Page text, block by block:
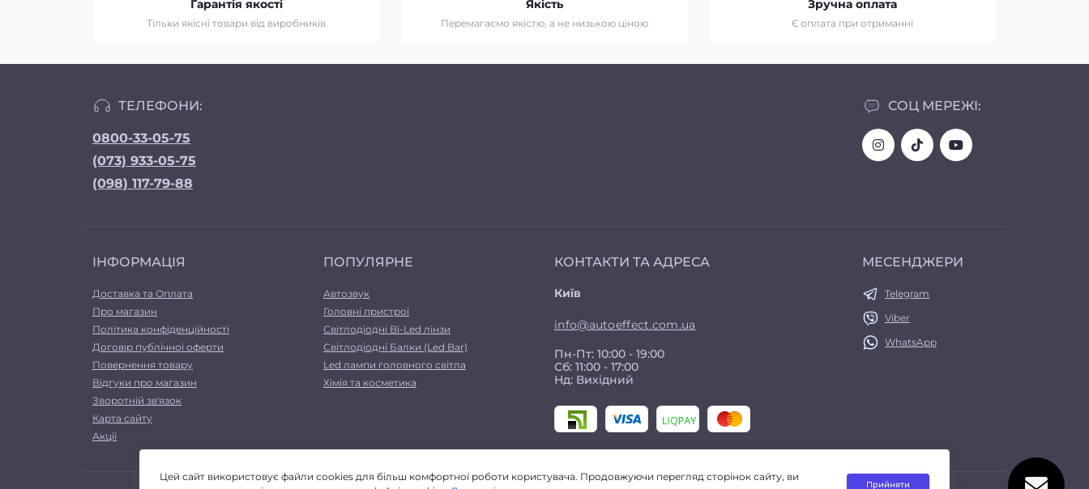
Гарантія якості
Тільки якісні товари від виробників
Якість
Перемагаємо якістю, а не низькою ціною
Зручна оплата
Є оплата при отриманні
ТЕЛЕФОНИ:
0800-33-05-75
(073) 933-05-75
(098) 117-79-88
СОЦ МЕРЕЖІ:
ІНФОРМАЦІЯ
Доставка та Оплата
Про магазин
Політика конфіденційності
Договір публічної оферти
Повернення товару
Відгуки про магазин
Зворотній зв'язок
Карта сайту
Акції
ПОПУЛЯРНЕ
Автозвук
Головні пристрої
Світлодіодні Bi-Led лінзи
Світлодіодні Балки (Led Bar)
Led лампи головного світла
Хімія та косметика
КОНТАКТИ ТА АДРЕСА
Київ
info@autoeffect.com.ua
Пн-Пт: 10:00 - 19:00
Сб: 11:00 - 17:00
Нд: Вихідний
МЕСЕНДЖЕРИ
Telegram
Viber
WhatsApp
Цей сайт використовує файли cookies для більш комфортної роботи користувача. Продовжуючи перегляд сторінок сайту, ви
Прийняти